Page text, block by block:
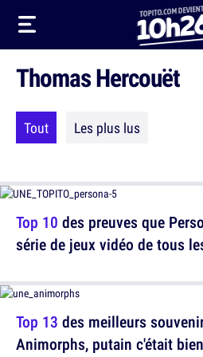
Thomas Hercouët
Tout Les plus lus
Top 10 des preuves que
série de jeux vidéo de tous
Top 13 des meilleurs
Animorphs, putain c'était bien